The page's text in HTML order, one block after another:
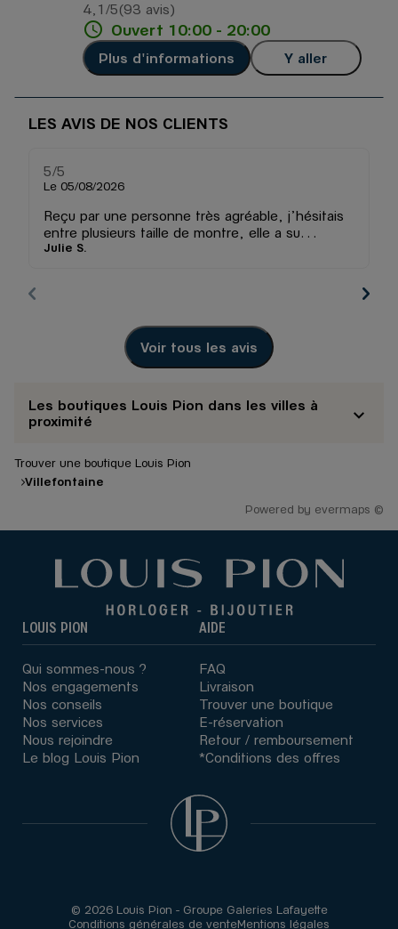
4,1 /5 Note de 4.1 sur 5
(93 avis)
Ouvert 10:00 - 20:00
Plus d'informations Y aller
LES AVIS DE NOS CLIENTS
5/5
Le 05/08/2026
Reçu par une personne très agréable, j’hésitais
entre plusieurs taille de montre, elle a su
exactement laquelle coller le mieux a mon
Julie S.
Voir tous les avis
Les boutiques Louis Pion dans les villes à
proximité
Trouver une boutique Louis Pion
Villefontaine
Powered by evermaps ©
LOUIS PION
Qui sommes-nous ?
Nos engagements
Nos conseils
Nos services
Nous rejoindre
Le blog Louis Pion
AIDE
FAQ
Livraison
Trouver une boutique
E-réservation
Retour / remboursement
*Conditions des offres
© 2026 Louis Pion - Groupe Galeries Lafayette
Conditions générales de venteMentions légales